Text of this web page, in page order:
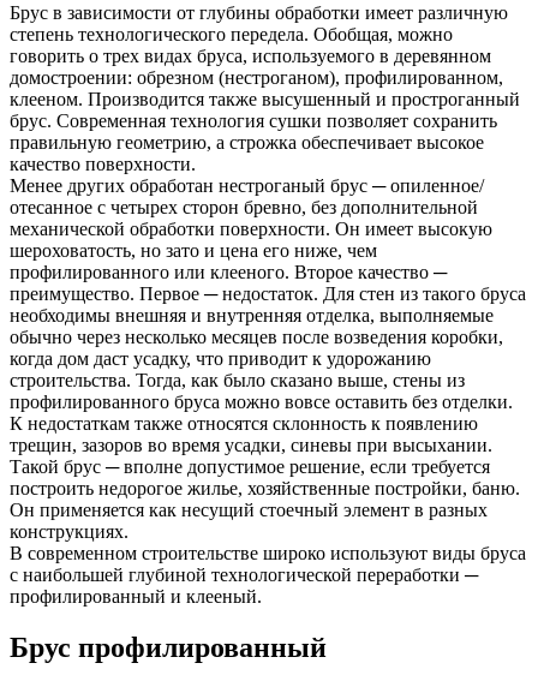
Брус в зависимости от глубины обработки имеет различную
степень технологического передела. Обобщая, можно
говорить о трех видах бруса, используемого в деревянном
домостроении: обрезном (нестроганом), профилированном,
клееном. Производится также высушенный и простроганный
брус. Современная технология сушки позволяет сохранить
правильную геометрию, а строжка обеспечивает высокое
качество поверхности.
Менее других обработан нестроганый брус ─ опиленное/
отесанное с четырех сторон бревно, без дополнительной
механической обработки поверхности. Он имеет высокую
шероховатость, но зато и цена его ниже, чем
профилированного или клееного. Второе качество ─
преимущество. Первое ─ недостаток. Для стен из такого бруса
необходимы внешняя и внутренняя отделка, выполняемые
обычно через несколько месяцев после возведения коробки,
когда дом даст усадку, что приводит к удорожанию
строительства. Тогда, как было сказано выше, стены из
профилированного бруса можно вовсе оставить без отделки.
К недостаткам также относятся склонность к появлению
трещин, зазоров во время усадки, синевы при высыхании.
Такой брус ─ вполне допустимое решение, если требуется
построить недорогое жилье, хозяйственные постройки, баню.
Он применяется как несущий стоечный элемент в разных
конструкциях.
В современном строительстве широко используют виды бруса
с наибольшей глубиной технологической переработки ─
профилированный и клееный.
Брус профилированный